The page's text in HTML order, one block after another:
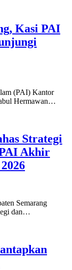
Kasi PAI
(PAI) Kantor
Hermawan…
Strategi
Akhir
Semarang
dan…